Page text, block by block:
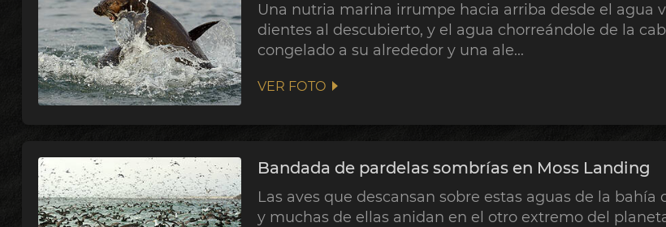
Una nutria marina irrumpe hacia arriba desde el agua
dientes al descubierto, y el agua chorreándole de la
congelado a su alrededor y una ale...
VER FOTO
Bandada de pardelas sombrías en Moss Landing
Las aves que descansan sobre estas aguas de la
y muchas de ellas anidan en el otro extremo del